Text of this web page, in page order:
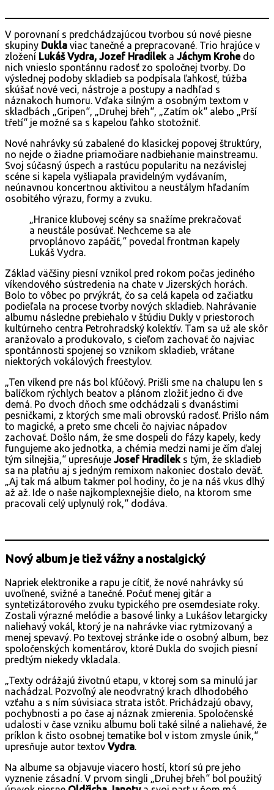
V porovnaní s predchádzajúcou tvorbou sú nové piesne
skupiny Dukla viac tanečné a prepracované. Trio hrajúce v
zložení Lukáš Vydra, Jozef Hradilek a Jáchym Krohedo
nich vnieslo spontánnu radosť zo spoločnej tvorby. Do
výslednej podoby skladieb sa podpísala ľahkosť, túžba
skúšať nové veci, nástroje a postupy a nadhľad s
náznakoch humoru. Vďaka silným a osobným textom v
skladbách „Gripen“, „Druhej břeh“, „Zatím ok“ alebo „Prší
třetí“ je možné sa s kapelou ľahko stotožniť.
Nové nahrávky sú zabalené do klasickej popovej štruktúry,
no nejde o žiadne priamočiare nadbiehanie mainstreamu.
Svoj súčasný úspech a rastúcu popularitu na nezávislej
scéne si kapela vyšliapala pravidelným vydávaním,
neúnavnou koncertnou aktivitou a neustálym hľadaním
osobitého výrazu, formy a zvuku.
„Hranice klubovej scény sa snažíme prekračovať
a neustále posúvať. Nechceme sa ale
prvoplánovo zapáčiť,“ povedal frontman kapely
Lukáš Vydra.
Základ väčšiny piesní vznikol pred rokom počas jediného
víkendového sústredenia na chate v Jizerských horách.
Bolo to vôbec po prvýkrát, čo sa celá kapela od začiatku
podieľala na procese tvorby nových skladieb. Nahrávanie
albumu následne prebiehalo v štúdiu Dukly v priestoroch
kultúrneho centra Petrohradský kolektív. Tam sa už ale skôr
aranžovalo a produkovalo, s cieľom zachovať čo najviac
spontánnosti spojenej so vznikom skladieb, vrátane
niektorých vokálových freestylov.
„Ten víkend pre nás bol kľúčový. Prišli sme na chalupu len s
balíčkom rýchlych beatov a plánom zložiť jedno či dve
demá. Po dvoch dňoch sme odchádzali s dvanástimi
pesničkami, z ktorých sme mali obrovskú radosť. Prišlo nám
to magické, a preto sme chceli čo najviac nápadov
zachovať. Došlo nám, že sme dospeli do fázy kapely, kedy
fungujeme ako jednotka, a chémia medzi nami je čím ďalej
tým silnejšia,“ upresňuje Josef Hradilek s tým, že skladieb
sa na platňu aj s jedným remixom nakoniec dostalo deväť.
„Aj tak má album takmer pol hodiny, čo je na náš vkus dlhý
až až. Ide o naše najkomplexnejšie dielo, na ktorom sme
pracovali celý uplynulý rok,“ dodáva.
Nový album je tiež vážny a nostalgický
Napriek elektronike a rapu je cítiť, že nové nahrávky sú
uvoľnené, svižné a tanečné. Počuť menej gitár a
syntetizátorového zvuku typického pre osemdesiate roky.
Zostali výrazné melódie a basové linky a Lukášov letargicky
naliehavý vokál, ktorý je na nahrávke viac rytmizovaný a
menej spevavý. Po textovej stránke ide o osobný album, bez
spoločenských komentárov, ktoré Dukla do svojich piesní
predtým niekedy vkladala.
„Texty odrážajú životnú etapu, v ktorej som sa minulú jar
nachádzal. Pozvoľný ale neodvratný krach dlhodobého
vzťahu a s ním súvisiaca strata istôt. Prichádzajú obavy,
pochybnosti a po čase aj náznak zmierenia. Spoločenské
udalosti v čase vzniku albumu boli také silné a naliehavé, že
príklon k čisto osobnej tematike bol v istom zmysle únik,“
upresňuje autor textov Vydra.
Na albume sa objavuje viacero hostí, ktorí sú pre jeho
vyznenie zásadní. V prvom singli „Druhej břeh“ bol použitý